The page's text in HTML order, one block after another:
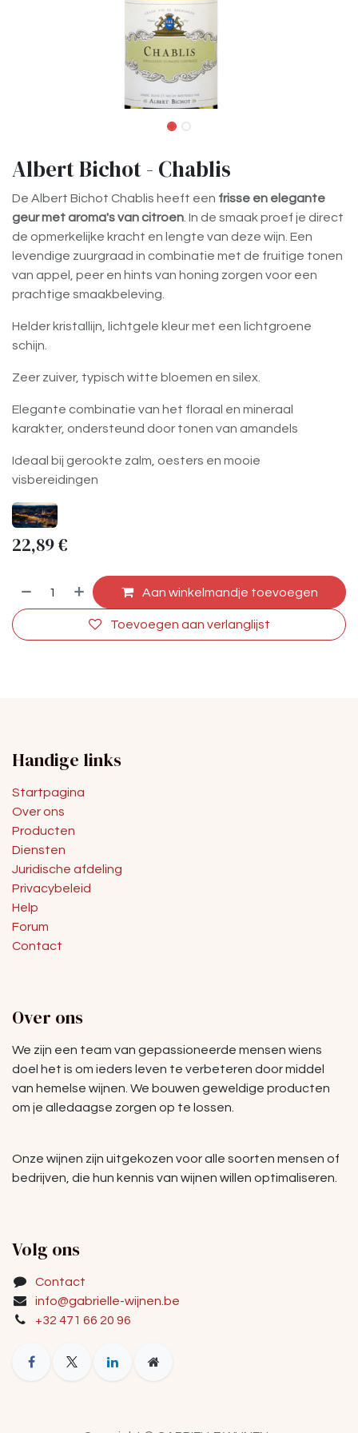
Albert Bichot - Chablis
De Albert Bichot Chablis heeft een frisse en elegante
geur met aroma's van citroen. In de smaak proef je direct
de opmerkelijke kracht en lengte van deze wijn. Een
levendige zuurgraad in combinatie met de fruitige tonen
van appel, peer en hints van honing zorgen voor een
prachtige smaakbeleving.
Helder kristallijn, lichtgele kleur met een lichtgroene
schijn.
Zeer zuiver, typisch witte bloemen en silex.
Elegante combinatie van het floraal en mineraal
karakter, ondersteund door tonen van amandels
Ideaal bij gerookte zalm, oesters en mooie
visbereidingen
22,89€
Aan winkelmandje toevoegen
Toevoegen aan verlanglijst
Handige links
Startpagina
Over ons
Producten
Diensten
Juridische afdeling
Privacybeleid
Help
Forum
Contact
Over ons
We zijn een team van gepassioneerde mensen wiens
doel het is om ieders leven te verbeteren door middel
van hemelse wijnen. We bouwen geweldige producten
om je alledaagse zorgen op te lossen.
Onze wijnen zijn uitgekozen voor alle soorten mensen of
bedrijven, die hun kennis van wijnen willen optimaliseren.
Volg ons
Contact
info@gabrielle-wijnen.be
+32 471 66 20 96